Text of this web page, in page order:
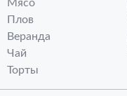
Мясо
Плов
Веранда
Чай
Торты